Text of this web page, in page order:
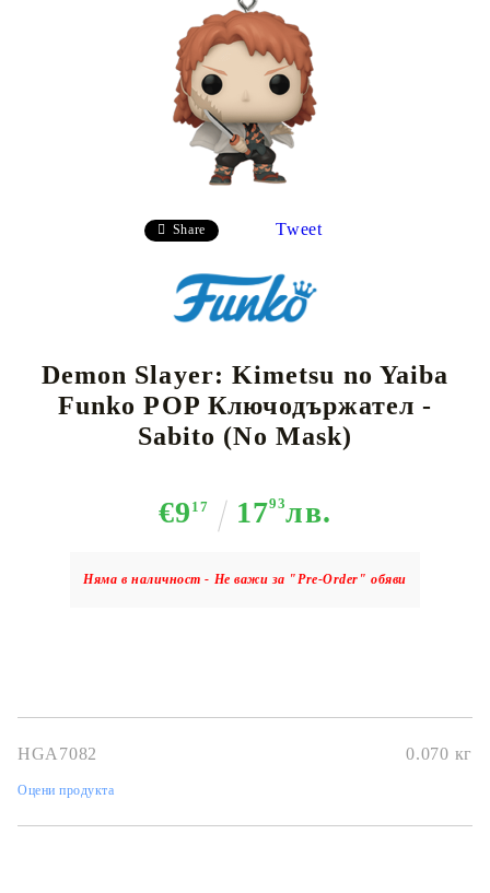
Share Tweet
Demon Slayer: Kimetsu no Yaiba
Funko POP Ключодържател -
Sabito (No Mask)
€9 17 1793лв.
Няма в наличност - Не важи за "Pre-Order" обяви
HGA7082 0.070 кг
Оцени продукта